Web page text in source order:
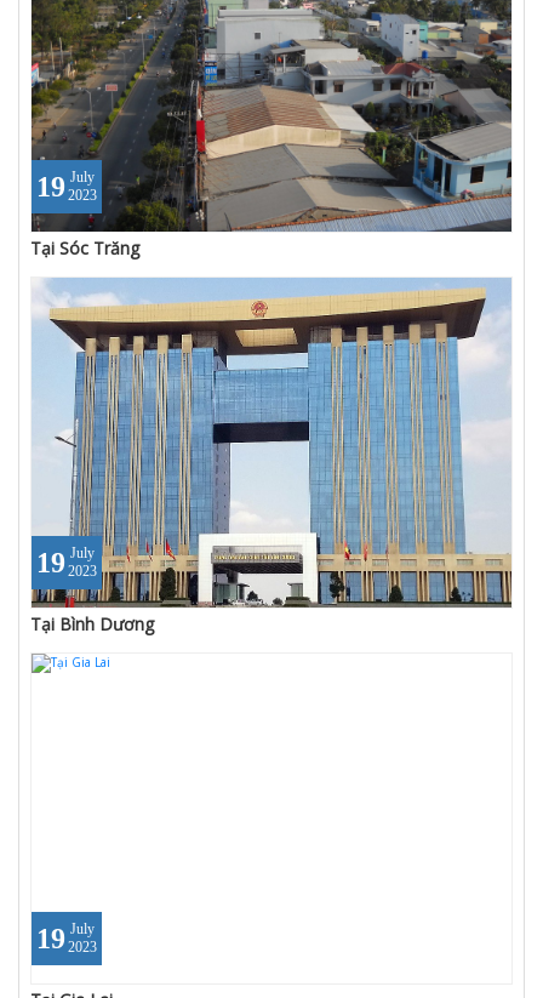
19 July
2023
Tại Sóc Trăng
19 July
2023
Tại Bình Dương
19 July
2023